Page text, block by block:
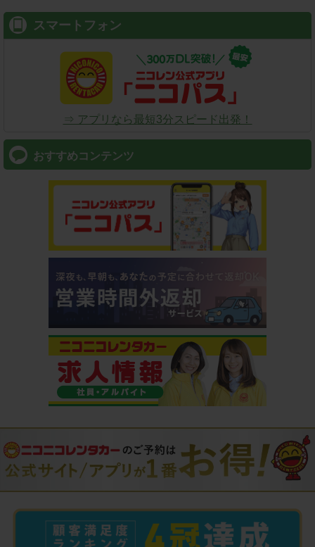
スマートフォン
⇒ アプリなら最短3分スピード出発！
おすすめコンテンツ